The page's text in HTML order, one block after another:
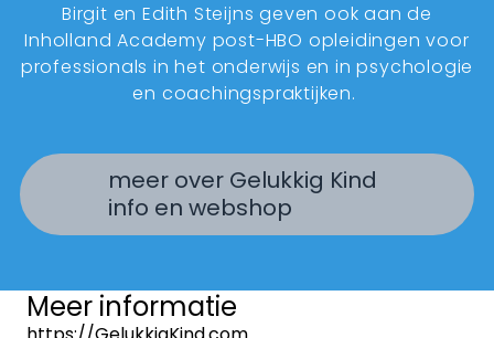
Birgit en Edith Steijns geven ook aan de
Inholland Academy post-HBO opleidingen voor
professionals in het onderwijs en in psychologie
en coachingspraktijken.
meer over Gelukkig Kind
info en webshop
Meer informatie